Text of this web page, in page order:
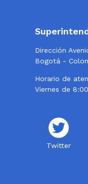
Dirección
Bogotá -
Horario de
Viernes de
Twitter